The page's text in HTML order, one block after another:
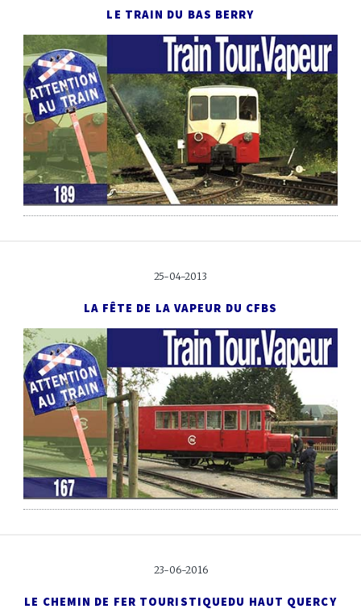
LE TRAIN DU BAS BERRY
25-04-2013
LA FÊTE DE LA VAPEUR DU CFBS
23-06-2016
LE CHEMIN DE FER TOURISTIQUEDU HAUT QUERCY